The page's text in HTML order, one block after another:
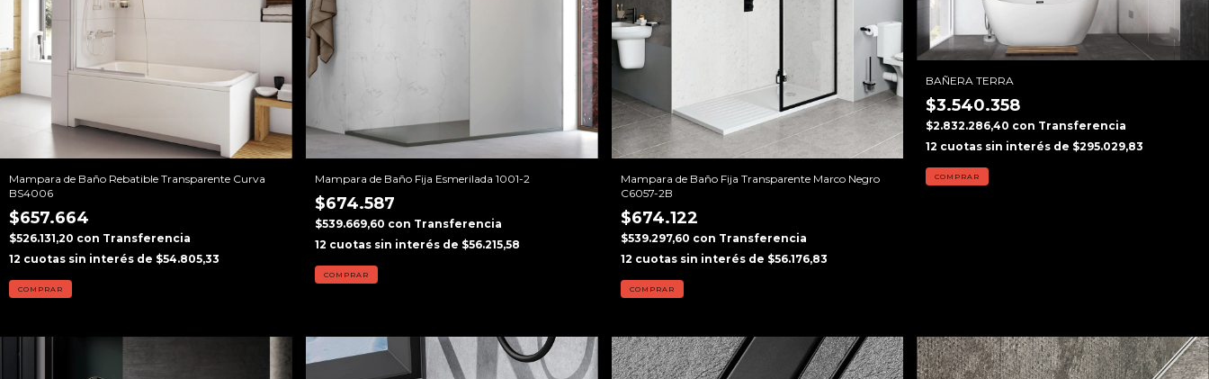
Mampara de Baño Rebatible Transparente Curva
BS4006
$657.664
$526.131,20 con Transferencia
12 cuotas sin interés de $54.805,33
Mampara de Baño Fija Esmerilada 1001-2
$674.587
$539.669,60 con Transferencia
12 cuotas sin interés de $56.215,58
Mampara de Baño Fija Transparente Marco Negro
C6057-2B
$674.122
$539.297,60 con Transferencia
12 cuotas sin interés de $56.176,83
BAÑERA TERRA
$3.540.358
$2.832.286,40 con Transferencia
12 cuotas sin interés de $295.029,83